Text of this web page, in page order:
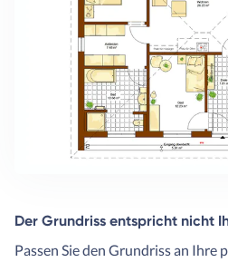
Der Grundriss entspricht nicht
Passen Sie den Grundriss an Ihre